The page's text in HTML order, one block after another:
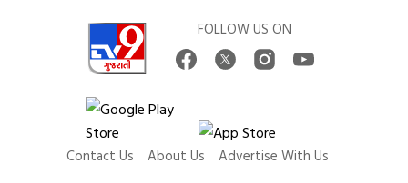
FOLLOW US ON
Contact Us About Us
Advertise With Us